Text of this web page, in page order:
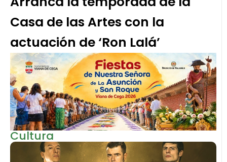
Casa de las Artes con la
actuación de ‘Ron Lalá’
Cultura